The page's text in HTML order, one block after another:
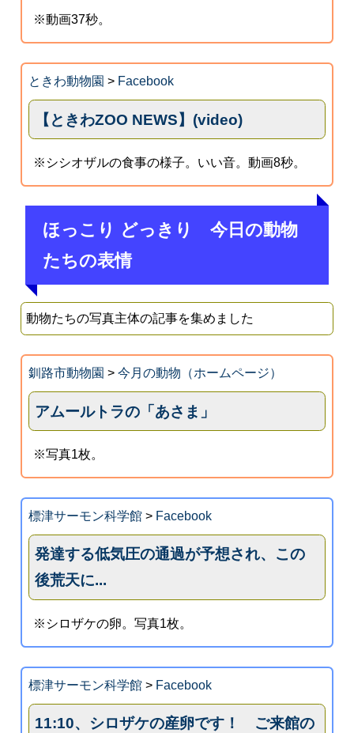
※動画37秒。
ときわ動物園 > Facebook
【ときわZOO NEWS】(video)
※シシオザルの食事の様子。いい音。動画8秒。
ほっこり どっきり 今日の動物
たちの表情
動物たちの写真主体の記事を集めました
釧路市動物園 > 今月の動物（ホームページ）
アムールトラの「あさま」
※写真1枚。
標津サーモン科学館> Facebook
発達する低気圧の通過が予想され、この
後荒天に...
※シロザケの卵。写真1枚。
標津サーモン科学館> Facebook
11:10、シロザケの産卵です！ ご来館の